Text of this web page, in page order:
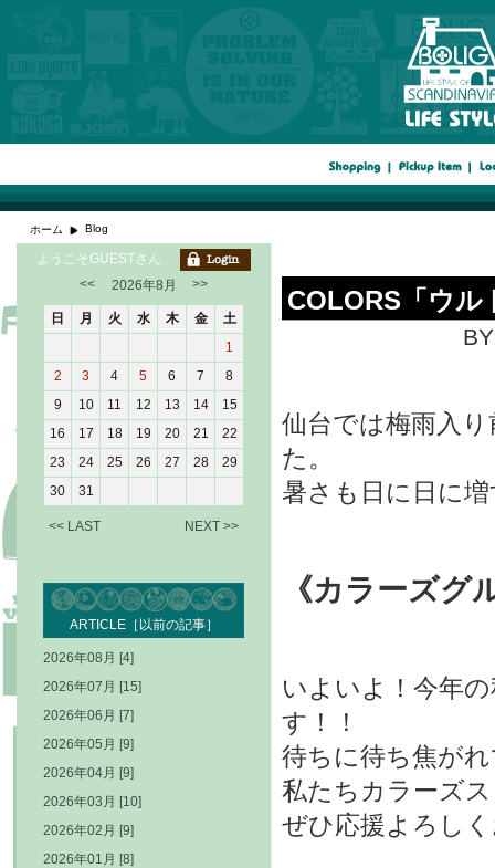
ホーム Blog
COLORS「ウル
仙台では梅雨入
た。
暑さも日に日に
《カラーズ
いよいよ！今年
す！！
待ちに待ち焦が
私たちカラーズ
ぜひ応援よろし
ようこそGUESTさん
<<
2026年8月 >>
日 月 火 水 木 金
土
1
2
3 4 5 6 7
8
9
10 11 12 13 14
15
16
17 18 19 20 21
22
23
24 25 26 27 28
29
30
31
<< LAST NEXT >>
ARTICLE［以前の記事］
2026年08月 [4]
2026年07月 [15]
2026年06月 [7]
2026年05月 [9]
2026年04月 [9]
2026年03月 [10]
2026年02月 [9]
2026年01月 [8]